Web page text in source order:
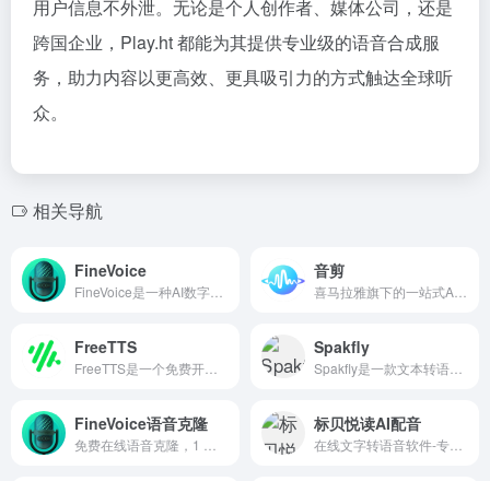
用户信息不外泄。无论是个人创作者、媒体公司，还是
跨国企业，Play.ht 都能为其提供专业级的语音合成服
务，助力内容以更高效、更具吸引力的方式触达全球听
众。
相关导航
FineVoice 音剪
FreeTTS Spakfly
FineVoice语音克隆 标贝悦读AI配音